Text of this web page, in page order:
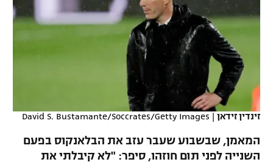
רץ ברשת
תוצאות
נבחרת ישראל
מכבי חיפה
בית"ר ירושלים
מכבי תל אביב
ליגה ספרדית
ליגה איטלקית
ליגה צרפתית
ליגה הולנדית
ליגה טורקית
כדורסל נשים
מכבי תל אביב
הפועל חולון
הפועל ירושלים
יורוליג
יורוקאפ
כדוריד
כדורעף
שחייה
ג'ודו
זינדין זידאן |
David S. Bustamante/Soccrates/Getty Images
המאמן, שבשבוע שעבר עזב את הבלאנקוס בפעם
השנייה לפני תום חוזהו, סיפר: "לא קיבלתי את